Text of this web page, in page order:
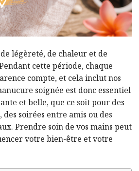
de légèreté, de chaleur et de
cette période, chaque
compte, et cela inclut nos
soignée est donc essentiel
et belle, que ce soit pour des
des soirées entre amis ou des
Prendre soin de vos mains peut
votre bien-être et votre